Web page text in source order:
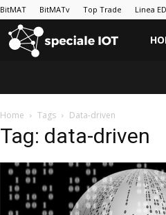
BitMAT BitMATv Top Trade Linea
IoT
e
Home Tags Data-driven
Tag: data-driven